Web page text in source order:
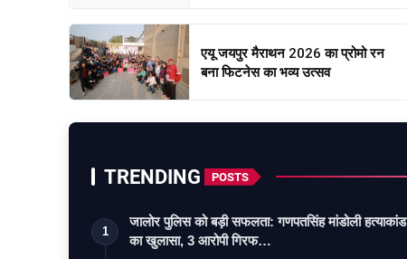
एयू जयपुर मैराथन 2026 का प्रोमो रन
बना फिटनेस का भव्य उत्सव
TRENDING POSTS
1
जालोर पुलिस को बड़ी सफलता: गणपतसिंह मांडोली हत्याकांड
का खुलासा, 3 आरोपी गिरफ…